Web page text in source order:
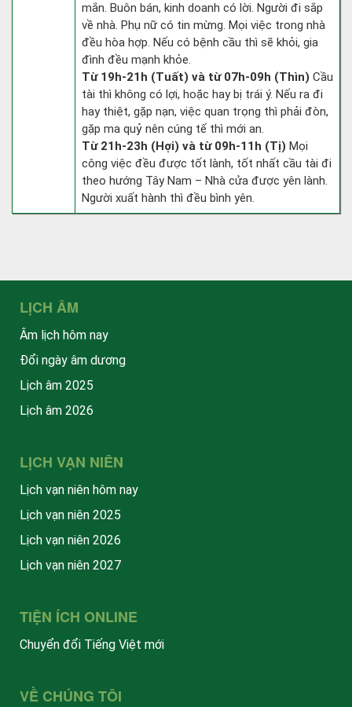
mắn. Buôn bán, kinh doanh có lời. Người đi sắp
về nhà. Phụ nữ có tin mừng. Mọi việc trong nhà
đều hòa hợp. Nếu có bệnh cầu thì sẽ khỏi, gia
đình đều mạnh khỏe.
Từ 19h-21h (Tuất) và từ 07h-09h (Thìn) Cầu
tài thì không có lợi, hoặc hay bị trái ý. Nếu ra đi
hay thiệt, gặp nạn, việc quan trọng thì phải đòn,
gặp ma quỷ nên cúng tế thì mới an.
Từ 21h-23h (Hợi) và từ 09h-11h (Tị) Mọi
công việc đều được tốt lành, tốt nhất cầu tài đi
theo hướng Tây Nam – Nhà cửa được yên lành.
Người xuất hành thì đều bình yên.
LỊCH ÂM
Âm lịch hôm nay
Đổi ngày âm dương
Lịch âm 2025
Lịch âm 2026
LỊCH VẠN NIÊN
Lịch vạn niên hôm nay
Lịch vạn niên 2025
Lịch vạn niên 2026
Lịch vạn niên 2027
TIỆN ÍCH ONLINE
Chuyển đổi Tiếng Việt mới
VỀ CHÚNG TÔI